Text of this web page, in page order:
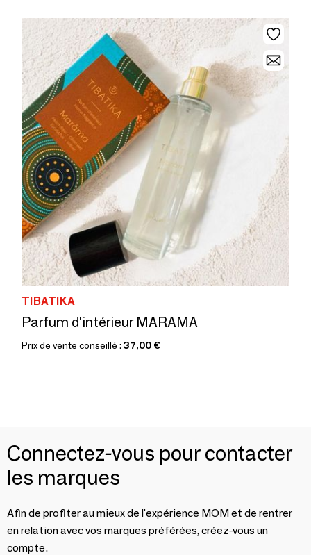
TIBATIKA
Parfum d'intérieur MARAMA
Prix de vente conseillé : 37,00 €
Connectez-vous pour contacter
les marques
Afin de profiter au mieux de l'expérience MOM et de rentrer
en relation avec vos marques préférées, créez-vous un
compte.